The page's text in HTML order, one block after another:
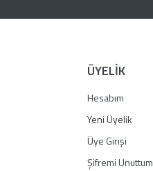
Gönder
ÜYELİK
Hesabım
Yeni Üyelik
Üye Girişi
Şifremi Unuttum